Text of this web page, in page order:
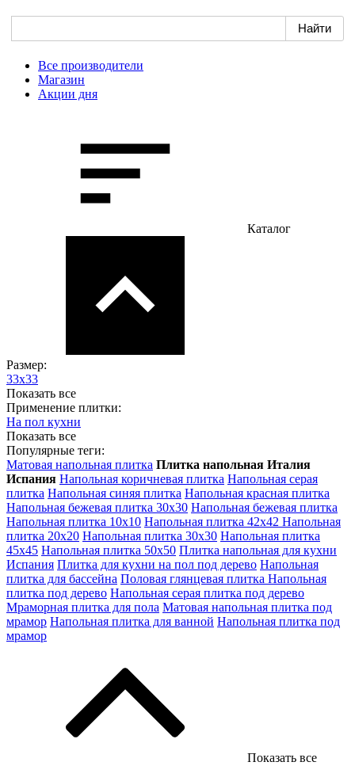
Все производители
Магазин
Акции дня
Каталог
Размер:
33х33
Показать все
Применение плитки:
На пол кухни
Показать все
Популярные теги:
Матовая напольная плитка Плитка напольная Италия
Испания Напольная коричневая плитка Напольная серая
плитка Напольная синяя плитка Напольная красная плитка
Напольная бежевая плитка 30х30 Напольная бежевая плитка
Напольная плитка 10х10 Напольная плитка 42х42 Напольная
плитка 20х20 Напольная плитка 30х30 Напольная плитка
45х45 Напольная плитка 50х50 Плитка напольная для кухни
Испания Плитка для кухни на пол под дерево Напольная
плитка для бассейна Половая глянцевая плитка Напольная
плитка под дерево Напольная серая плитка под дерево
Мраморная плитка для пола Матовая напольная плитка под
мрамор Напольная плитка для ванной Напольная плитка под
мрамор
Показать все